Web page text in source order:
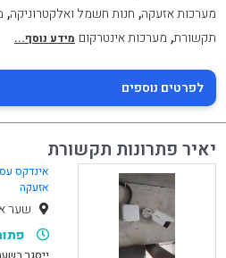
מערכות אזעקה, חנות חשמל ואלקטרוניקה,
תקשורת, מערכות אינטרקום מידע נוסף...
לפרטים נוספים
יאיר פתרונות תקשורת
אינדקס
אזעקה
שער